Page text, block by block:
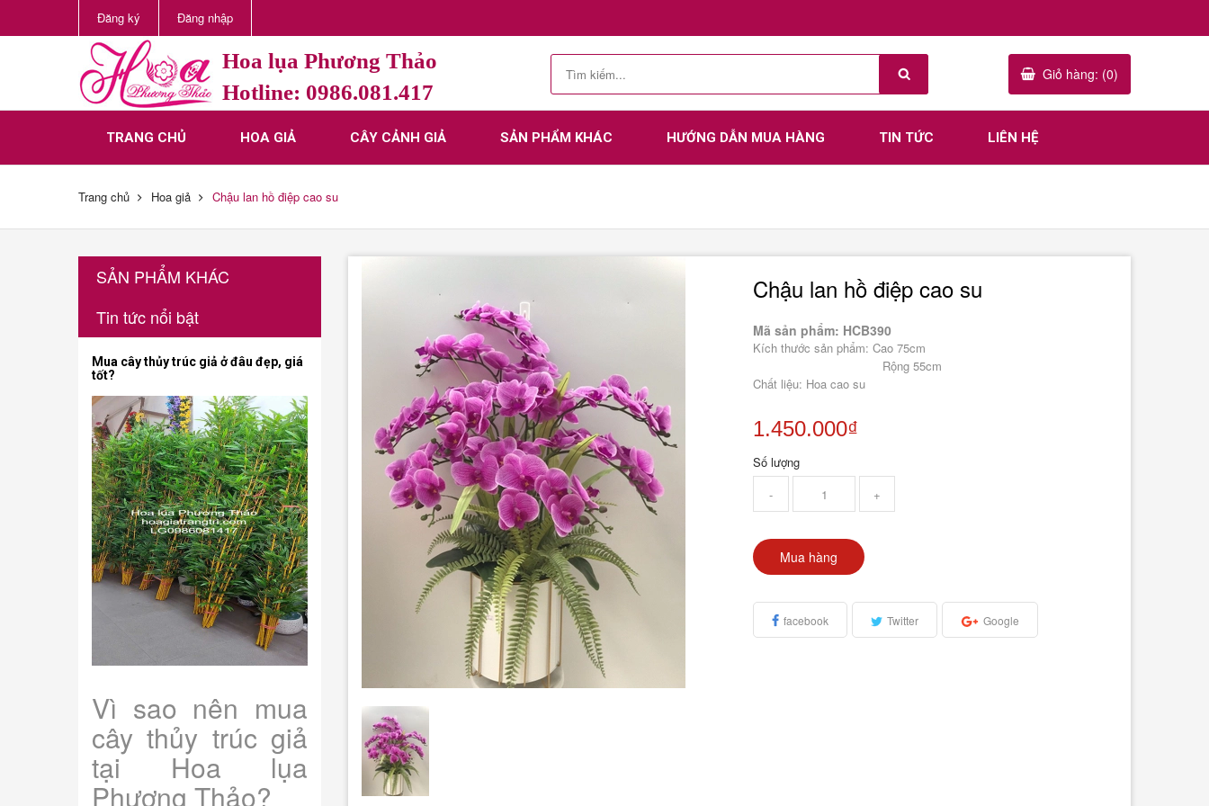
Đăng ký Đăng nhập
Hoa lụa Phương Thảo
Hotline: 0986.081.417
Giỏ hàng: (0)
TRANG CHỦ HOA GIẢ CÂY CẢNH GIẢ SẢN PHẨM KHÁC HƯỚNG DẪN MUA HÀNG TIN TỨC LIÊN HỆ
Trang chủ Hoa giả Chậu lan hồ điệp cao su
Chậu lan hồ điệp cao su
Mã sản phẩm: HCB390
Kích thước sản phẩm: Cao 75cm
Rộng 55cm
Chất liệu: Hoa cao su
1.450.000₫
Số lượng
-
+
Mua hàng
facebook Twitter Google
SẢN PHẨM KHÁC
Tin tức nổi bật
Mua cây thủy trúc giả ở đâu đẹp, giá
tốt?
Vì sao nên mua
cây thủy trúc giả
tại Hoa lụa
Phương Thảo?